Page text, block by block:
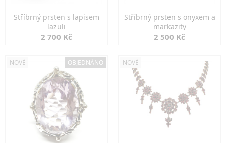
Stříbrný prsten s lapisem
lazuli
2 700 Kč
Stříbrný prsten s onyxem a
markazity
2 500 Kč
NOVÉ OBJEDNÁNO NOVÉ